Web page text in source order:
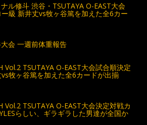
ル修斗 渋谷・TSUTAYA O-EAST大会
級 新井丈vs牧ヶ谷篤を加えた全6カー
会 一週前体重報告
Vol.2 TSUTAYA O-EAST大会試合順決定
牧ヶ谷篤を加えた全6カードが出揃
Vol.2 TSUTAYA O-EAST大会決定対戦カ
らしい、ギラギラした男達が全国か